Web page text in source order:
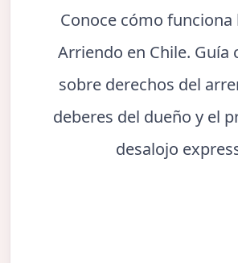
Conoce cómo funciona
Arriendo en Chile. Guía
sobre derechos del
deberes del dueño y el
desalojo